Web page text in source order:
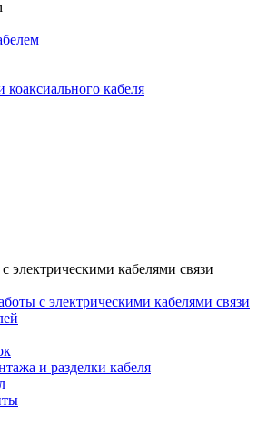
кабеля
кабелями связи
с электрическими кабелями связи
и разделки кабеля